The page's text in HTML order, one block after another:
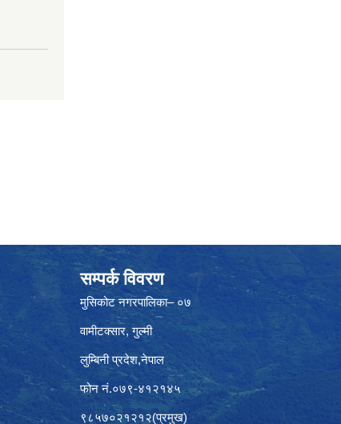
सम्पर्क विवरण
मुसिकोट नगरपालिका– ०७
वामीटक्सार, गुल्मी
लुम्बिनी प्रदेश,नेपाल
फोन नं.०७९-४१२१४५
९८५७०२१२१२(प्रमुख)